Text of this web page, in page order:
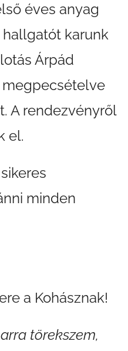
éves anyag
karunk
Árpád
megpecsételve
A rendezvényről
el.
minden
a Kohásznak!
törekszem,